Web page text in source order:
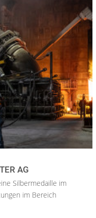
AG
Silbermedaille im
im Bereich